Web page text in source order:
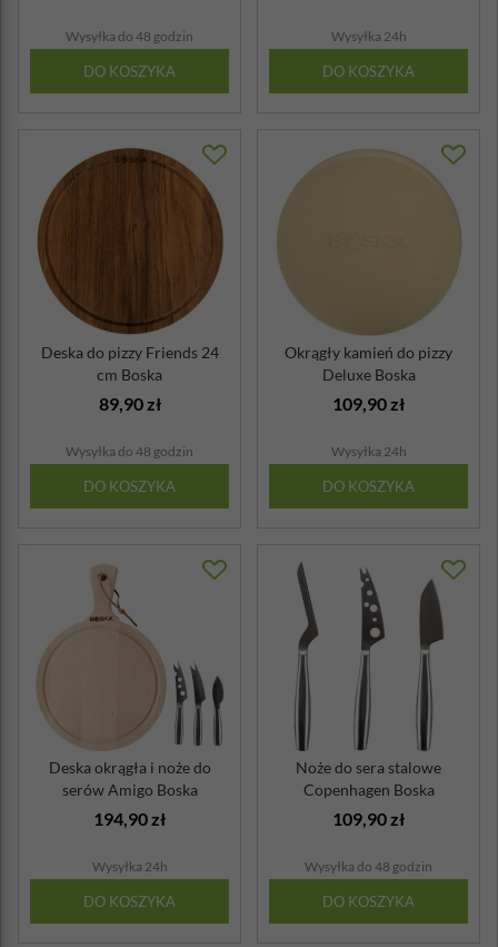
Wysyłka do 48 godzin
DO KOSZYKA
Wysyłka 24h
DO KOSZYKA
Deska do pizzy Friends 24
cm Boska
89,90 zł
Wysyłka do 48 godzin
DO KOSZYKA
Okrągły kamień do pizzy
Deluxe Boska
109,90 zł
Wysyłka 24h
DO KOSZYKA
Deska okrągła i noże do
serów Amigo Boska
194,90 zł
Wysyłka 24h
DO KOSZYKA
Noże do sera stalowe
Copenhagen Boska
109,90 zł
Wysyłka do 48 godzin
DO KOSZYKA